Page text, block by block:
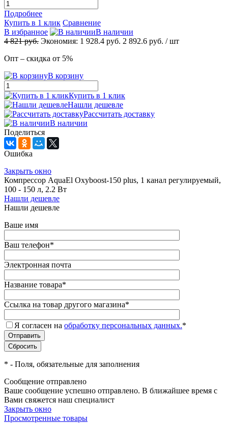
Подробнее
Купить в 1 клик Сравнение
В избранное
В наличии
4 821руб. Экономия: 1 928.4 руб. 2 892.6 руб. / шт
Опт – скидка от 5%
В корзину
Купить в 1 клик
Нашли дешевле
Рассчитать доставку
В наличии
Поделиться
Ошибка
Закрыть окно
Компрессор AquaEl Oxyboost-150 plus, 1 канал регулируемый,
100 - 150 л, 2.2 Вт
Нашли дешевле
Нашли дешевле
Ваше имя
Ваш телефон*
Электронная почта
Название товара*
Ссылка на товар другого магазина*
Я согласен на обработку персональных данных.*
* - Поля, обязательные для заполнения
Сообщение отправлено
Ваше сообщение успешно отправлено. В ближайшее время с
Вами свяжется наш специалист
Закрыть окно
Просмотренные товары